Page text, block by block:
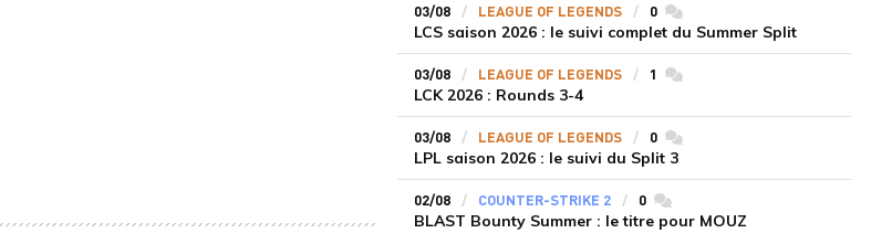
03/08 LEAGUE OF LEGENDS 0commentaires
LCS saison 2026 : le suivi complet du Summer Split
03/08 LEAGUE OF LEGENDS 1 commentaires
LCK 2026 : Rounds 3-4
03/08 LEAGUE OF LEGENDS 0commentaires
LPL saison 2026 : le suivi du Split 3
02/08 COUNTER-STRIKE 2 0commentaires
BLAST Bounty Summer : le titre pour MOUZ